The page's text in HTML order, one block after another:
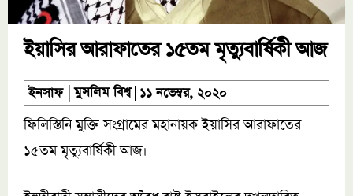
ইয়াসির আরাফাতের ১৫তম মৃত্যুবার্ষিকী আজ
ইনসাফ মুসলিম বিশ্ব ১১ নভেম্বর, ২০২০
ফিলিস্তিনি মুক্তি সংগ্রামের মহানায়ক ইয়াসির আরাফাতের
১৫তম মৃত্যুবার্ষিকী আজ।